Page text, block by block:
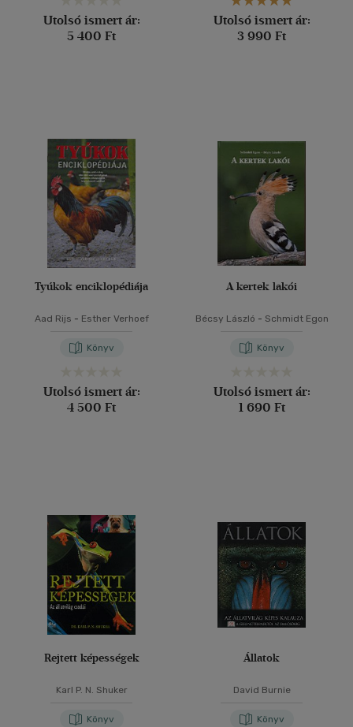
Utolsó ismert ár:
5 400 Ft
Utolsó ismert ár:
3 990 Ft
Tyúkok enciklopédiája
Aad Rijs - Esther Verhoef
Könyv
Utolsó ismert ár:
4 500 Ft
A kertek lakói
Bécsy László - Schmidt Egon
Könyv
Utolsó ismert ár:
1 690 Ft
Rejtett képességek
Karl P. N. Shuker
Könyv
Állatok
David Burnie
Könyv